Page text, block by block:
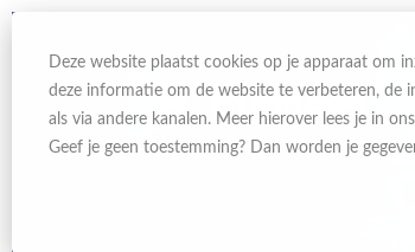
Deze website plaatst cookies op je apparaat om
deze informatie om de website te verbeteren, de
als via andere kanalen. Meer hierover lees je in ons
Geef je geen toestemming? Dan worden je